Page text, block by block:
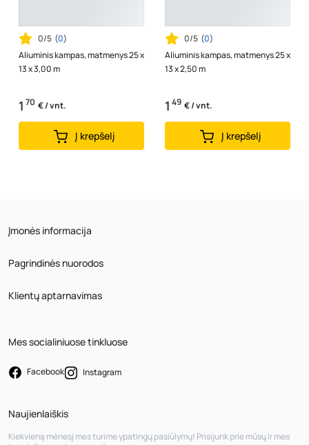
0/5 (0)
Aliuminis kampas, matmenys 25 x
13 x 3,00 m
1 70 € / vnt.
Į krepšelį
0/5 (0)
Aliuminis kampas, matmenys 25 x
13 x 2,50 m
1 49 € / vnt.
Į krepšelį
Įmonės informacija
Pagrindinės nuorodos
Klientų aptarnavimas
Mes socialiniuose tinkluose
Facebook Instagram
Naujienlaiškis
Kiekvieną mėnesį mes turime ypatingų pasiūlymų! Prisijunk prie mūsų ir mes